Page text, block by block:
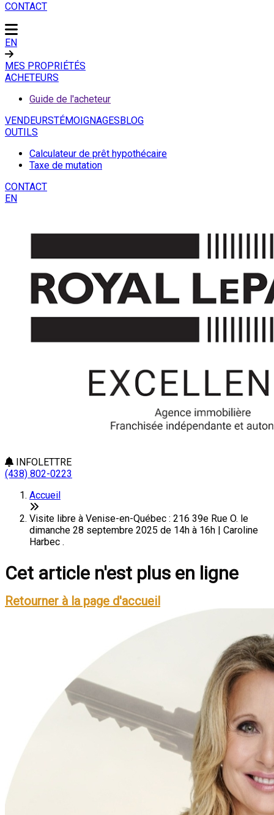
CONTACT
EN
MES PROPRIÉTÉS
ACHETEURS
Guide de l'acheteur
VENDEURSTÉMOIGNAGESBLOG
OUTILS
Calculateur de prêt hypothécaire
Taxe de mutation
CONTACT
EN
INFOLETTRE
(438) 802-0223
Accueil
Visite libre à Venise-en-Québec : 216 39e Rue O. le
dimanche 28 septembre 2025 de 14h à 16h | Caroline
Harbec .
Cet article n'est plus en ligne
Retourner à la page d'accueil